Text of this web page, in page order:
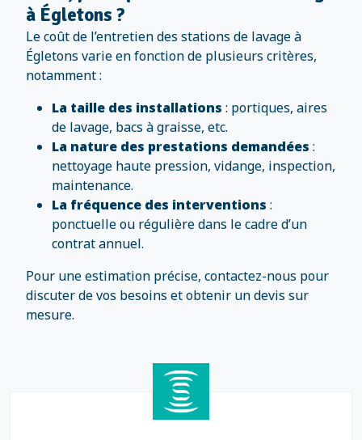
à Égletons ?
Le coût de l’entretien des stations de lavage à
Égletons varie en fonction de plusieurs critères,
notamment :
La taille des installations : portiques, aires
de lavage, bacs à graisse, etc.
La nature des prestations demandées :
nettoyage haute pression, vidange, inspection,
maintenance.
La fréquence des interventions :
ponctuelle ou régulière dans le cadre d’un
contrat annuel.
Pour une estimation précise, contactez-nous pour
discuter de vos besoins et obtenir un devis sur
mesure.